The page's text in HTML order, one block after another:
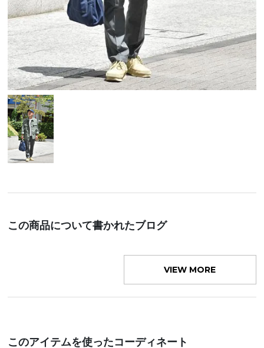
この商品について書かれたブログ
VIEW MORE
このアイテムを使ったコーディネート